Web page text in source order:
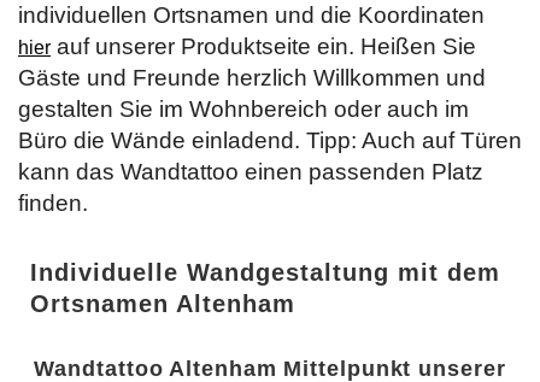
individuellen Ortsnamen und die Koordinaten
hier auf unserer Produktseite ein. Heißen Sie
Gäste und Freunde herzlich Willkommen und
gestalten Sie im Wohnbereich oder auch im
Büro die Wände einladend. Tipp: Auch auf Türen
kann das Wandtattoo einen passenden Platz
finden.
Individuelle Wandgestaltung mit dem
Ortsnamen Altenham
Wandtattoo Altenham Mittelpunkt unserer